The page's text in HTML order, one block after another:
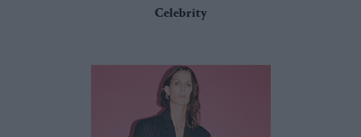
Celebrity